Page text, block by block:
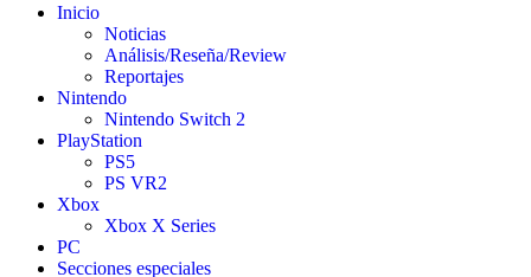
Inicio
Noticias
Análisis/Reseña/Review
Reportajes
Nintendo
Nintendo Switch 2
PlayStation
PS5
PS VR2
Xbox
Xbox X Series
PC
Secciones especiales